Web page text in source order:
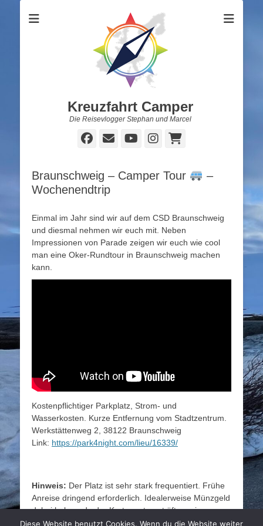
Kreuzfahrt Camper
Die Reisevlogger Stephan und Marcel
Facebook
E-
YouTube
Instagram
Warenkorb
Braunschweig – Camper Tour
–
Wochenendtrip
Einmal im Jahr sind wir auf dem CSD Braunschweig
und diesmal nehmen wir euch mit. Neben
Impressionen von Parade zeigen wir euch wie cool
man eine Oker-Rundtour in Braunschweig machen
kann.
Kostenpflichtiger Parkplatz, Strom- und
Wasserkosten. Kurze Entfernung vom Stadtzentrum.
Werkstättenweg 2, 38122 Braunschweig
Link: https://park4night.com/lieu/16339/
Hinweis: Der Platz ist sehr stark frequentiert. Frühe
Anreise dringend erforderlich. Idealerweise Münzgeld
dabei haben, da der Kartenautomat öfters eine
Fehlfunktion hat.
Diese Website benutzt Cookies. Wenn du die Website weiter